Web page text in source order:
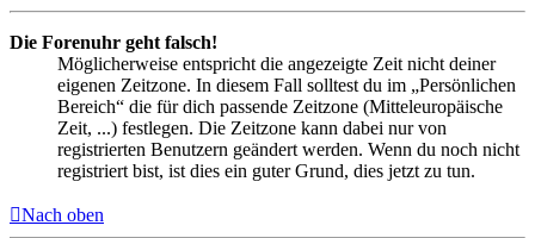
Die Forenuhr geht falsch!
Möglicherweise entspricht die angezeigte Zeit nicht deiner
eigenen Zeitzone. In diesem Fall solltest du im „Persönlichen
Bereich“ die für dich passende Zeitzone (Mitteleuropäische
Zeit, ...) festlegen. Die Zeitzone kann dabei nur von
registrierten Benutzern geändert werden. Wenn du noch nicht
registriert bist, ist dies ein guter Grund, dies jetzt zu tun.
Nach oben